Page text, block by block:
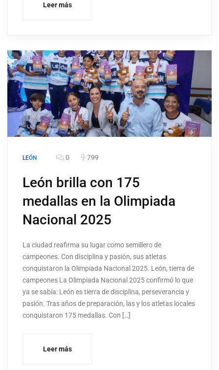
Leer más
LEÓN 0 799
León brilla con 175
medallas en la Olimpiada
Nacional 2025
La ciudad reafirma su lugar como semillero de
campeones. Con disciplina y pasión, sus atletas
conquistaron la Olimpiada Nacional 2025. León, tierra de
campeones La Olimpiada Nacional 2025 confirmó lo que
ya se sabía: León es tierra de disciplina, perseverancia y
pasión. Tras años de preparación, las y los atletas locales
conquistaron 175 medallas. Con […]
Leer más